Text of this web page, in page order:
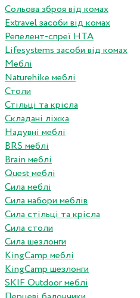
Сольова зброя від комах
Extravel засоби від комах
Репелент-спреї HTA
Lifesystems засоби від комах
Меблі
Naturehike меблі
Столи
Стільці та крісла
Складані ліжка
Надувні меблі
BRS меблі
Brain меблі
Quest меблі
Сила меблі
Сила набори меблів
Сила стільці та крісла
Сила столи
Сила шезлонги
KingCamp меблі
KingCamp шезлонги
SKIF Outdoor меблі